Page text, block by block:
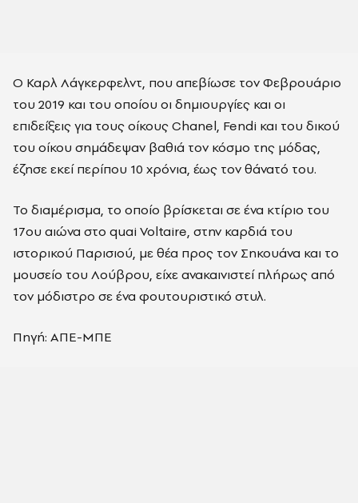
Ο Καρλ Λάγκερφελντ, που απεβίωσε τον Φεβρουάριο
του 2019 και του οποίου οι δημιουργίες και οι
επιδείξεις για τους οίκους Chanel, Fendi και του δικού
του οίκου σημάδεψαν βαθιά τον κόσμο της μόδας,
έζησε εκεί περίπου 10 χρόνια, έως τον θάνατό του.
Το διαμέρισμα, το οποίο βρίσκεται σε ένα κτίριο του
17ου αιώνα στο quai Voltaire, στην καρδιά του
ιστορικού Παρισιού, με θέα προς τον Σηκουάνα και το
μουσείο του Λούβρου, είχε ανακαινιστεί πλήρως από
τον μόδιστρο σε ένα φουτουριστικό στυλ.
Πηγή: ΑΠΕ-ΜΠΕ